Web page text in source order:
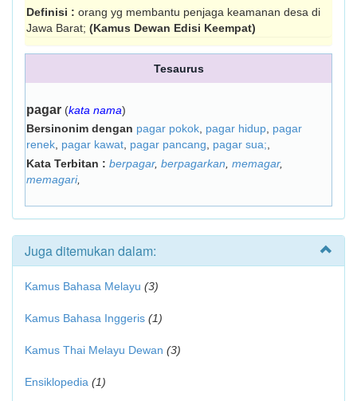
Definisi : orang yg membantu penjaga keamanan desa di
Jawa Barat; (Kamus Dewan Edisi Keempat)
Tesaurus
pagar (kata nama)
Bersinonim dengan pagar pokok pagar hidup pagar
renek pagar kawat pagar pancang pagar sua;
Kata Terbitan : berpagar, berpagarkan memagar,
memagari,
Juga ditemukan dalam:
Kamus Bahasa Melayu (3)
Kamus Bahasa Inggeris (1)
Kamus Thai Melayu Dewan (3)
Ensiklopedia (1)